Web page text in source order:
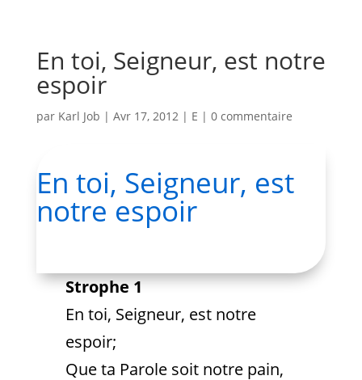
En toi, Seigneur, est notre
espoir
par Karl Job | Avr 17, 2012| E | 0 commentaire
En toi, Seigneur, est
notre espoir
Strophe 1
En toi, Seigneur, est notre
espoir;
Que ta Parole soit notre pain,